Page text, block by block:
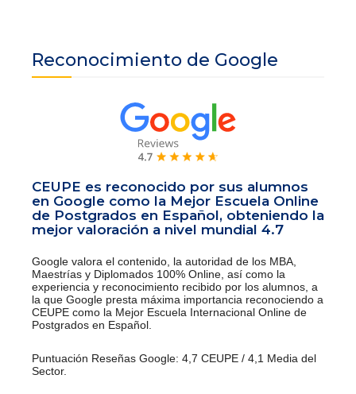
Reconocimiento de Google
CEUPE es reconocido por sus alumnos
en Google como la Mejor Escuela Online
de Postgrados en Español, obteniendo la
mejor valoración a nivel mundial 4.7
Google valora el contenido, la autoridad de los MBA,
Maestrías y Diplomados 100% Online, así como la
experiencia y reconocimiento recibido por los alumnos, a
la que Google presta máxima importancia reconociendo a
CEUPE como la Mejor Escuela Internacional Online de
Postgrados en Español.
Puntuación Reseñas Google: 4,7 CEUPE / 4,1 Media del
Sector.